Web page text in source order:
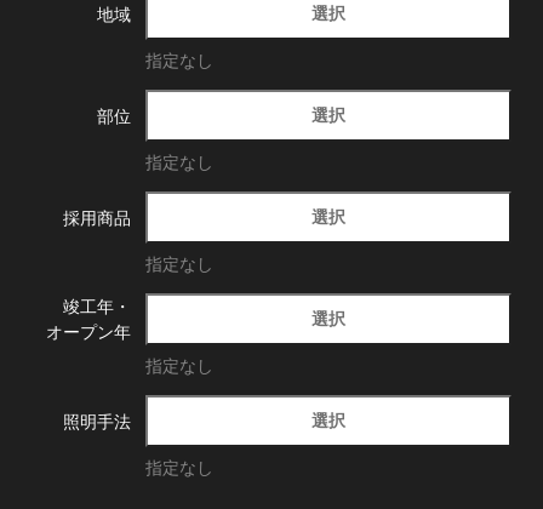
地域 選択
指定なし
部位 選択
指定なし
採用商品 選択
指定なし
竣工年・
オープン年
選択
指定なし
照明手法 選択
指定なし